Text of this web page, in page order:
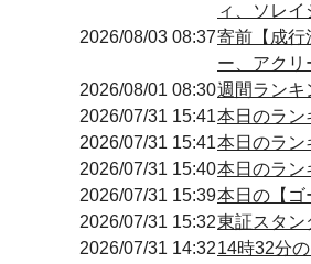
ィ、ソレイ
2026/08/03 08:37寄前【成
ー、アクリ
2026/08/01 08:30週間ランキ
2026/07/31 15:41本日のラン
2026/07/31 15:41本日のラン
2026/07/31 15:40本日のラン
2026/07/31 15:39本日の【
2026/07/31 15:32東証スタン
2026/07/31 14:3214時32分